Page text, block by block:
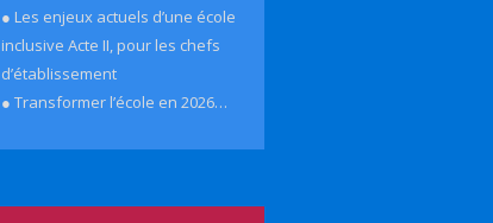
● Les enjeux actuels d’une école
inclusive Acte II, pour les chefs
d’établissement
● Transformer l’école en 2026…